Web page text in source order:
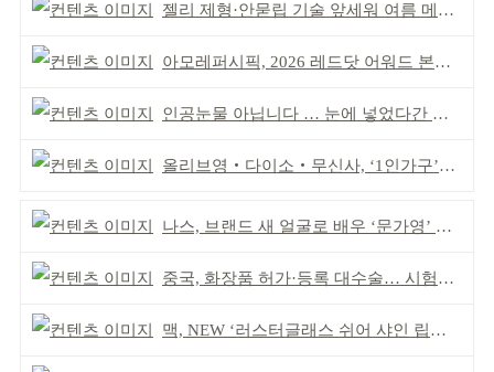
젤리 제형·안묻립 기술 앞세워 여름 메이크업 시장 공략
아모레퍼시픽, 2026 레드닷 어워드 본상 2개 수상
인공눈물 아닙니다 … 눈에 넣었다간 각막 손상
올리브영‧다이소‧무신사, ‘1인가구’가 이끈다
나스, 브랜드 새 얼굴로 배우 ‘문가영’ 발탁
중국, 화장품 허가·등록 대수술… 시험자료 공용 허용
맥, NEW ‘러스터글래스 쉬어 샤인 립스틱’ 출시